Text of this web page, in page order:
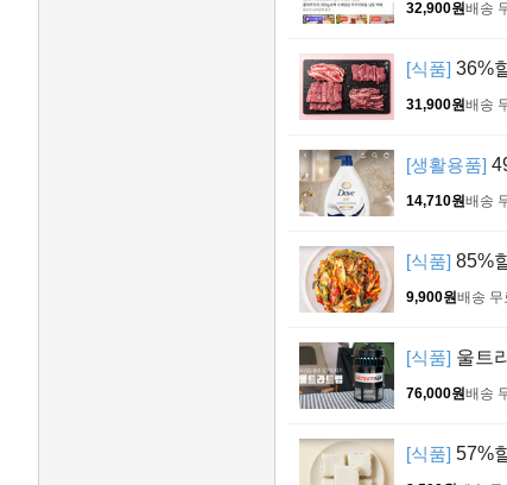
32,900원배송
[식품] 36%
31,900원배송
[생활용품]
14,710원배송
[식품] 85%
9,900원배송 무
[식품] 울트
76,000원배송
[식품] 57%